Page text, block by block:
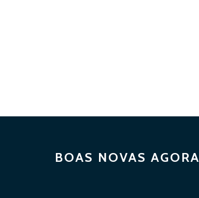
BOAS NOVAS AGORA